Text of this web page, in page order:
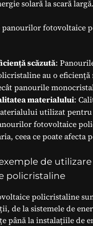
solară la scară largă.
panourilor fotovoltaice
scăzută:
au o eficiență
panourile
materialului:
utilizat pentru
fotovoltaice
ceea ce poate afecta
de
policristaline
policristaline
de la sistemele de
până la instalațiile de